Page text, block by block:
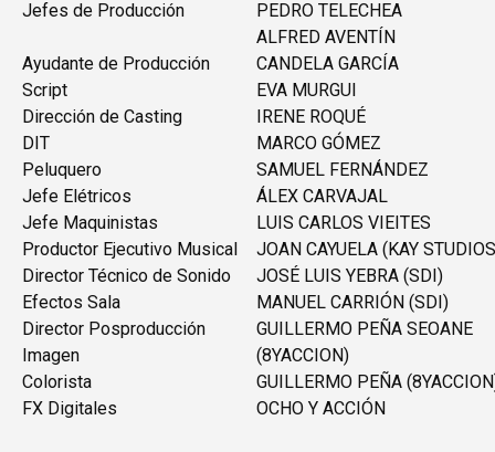
Jefes de Producción
PEDRO TELECHEA
ALFRED AVENTÍN
Ayudante de Producción
CANDELA GARCÍA
Script
EVA MURGUI
Dirección de Casting
IRENE ROQUÉ
DIT
MARCO GÓMEZ
Peluquero
SAMUEL FERNÁNDEZ
Jefe Elétricos
ÁLEX CARVAJAL
Jefe Maquinistas
LUIS CARLOS VIEITES
Productor Ejecutivo Musical
JOAN CAYUELA (KAY
Director Técnico de Sonido
JOSÉ LUIS YEBRA (SDI)
Efectos Sala
MANUEL CARRIÓN (SDI)
Director Posproducción
Imagen
GUILLERMO PEÑA SEOANE
(8YACCION)
Colorista
GUILLERMO PEÑA
FX Digitales
OCHO Y ACCIÓN